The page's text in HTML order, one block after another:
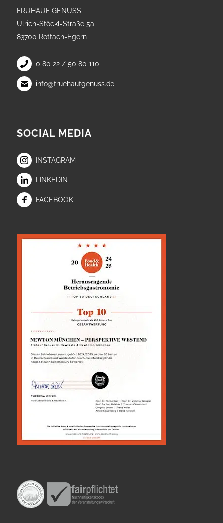
FRÜHAUF GENUSS
Ulrich-Stöckl-Straße 5a
83700 Rottach-Egern
0 80 22 / 50 80 110
info@fruehaufgenuss.de
SOCIAL MEDIA
INSTAGRAM
LINKEDIN
FACEBOOK